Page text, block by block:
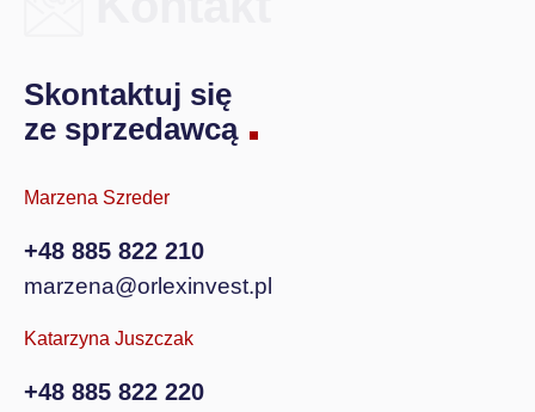
Skontaktuj się
ze sprzedawcą
Marzena Szreder
+48 885 822 210
marzena@orlexinvest.pl
Katarzyna Juszczak
+48 885 822 220